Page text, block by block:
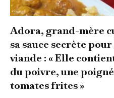
Adora, grand-mère
sa sauce secrète
viande : « Elle
du poivre, une
tomates frites »